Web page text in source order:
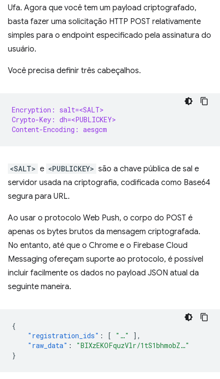
Ufa. Agora que você tem um payload criptografado,
basta fazer uma solicitação HTTP POST relativamente
simples para o endpoint especificado pela assinatura do
usuário.
Você precisa definir três cabeçalhos.
Encryption: salt=<SALT>
Crypto-Key: dh=<PUBLICKEY>
Content-Encoding: aesgcm
<SALT> e <PUBLICKEY> são a chave pública de sal e
servidor usada na criptografia, codificada como Base64
segura para URL.
Ao usar o protocolo Web Push, o corpo do POST é
apenas os bytes brutos da mensagem criptografada.
No entanto, até que o Chrome e o Firebase Cloud
Messaging ofereçam suporte ao protocolo, é possível
incluir facilmente os dados no payload JSON atual da
seguinte maneira.
{
"registration_ids" : [ "…"
],
"raw_data" :
"BIXzEKOFquzVlr/1tS1bhmobZ…"
}